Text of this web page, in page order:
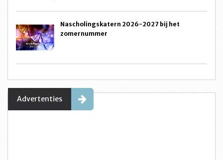
Nascholingskatern 2026-2027 bij het
zomernummer
Advertenties